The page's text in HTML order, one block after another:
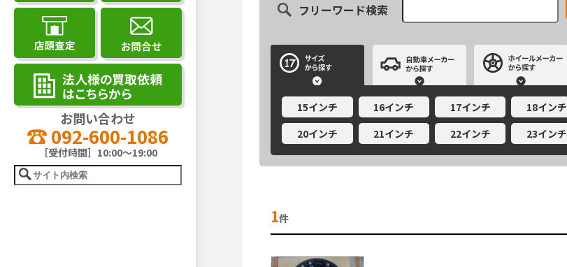
お問い合わせ
092-600-1086
［受付時間］10:00～19:00
フリーワード検索
サイズから探す 自動車メーカーから探す
15インチ 16インチ 17インチ 18インチ
20インチ
21インチ 22インチ 23インチ
1件